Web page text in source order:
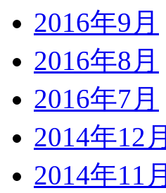
2016年9月
2016年8月
2016年7月
2014年12月
2014年11月